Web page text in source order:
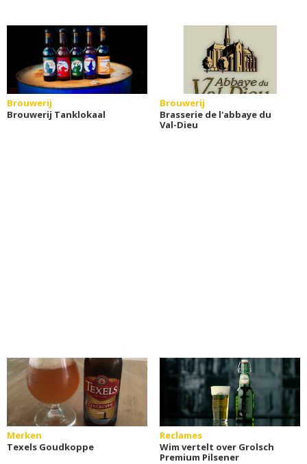
Brouwerij
Brouwerij Tanklokaal
Brouwerij
Brasserie de l'abbaye du
Val-Dieu
Merken
Texels Goudkoppe
Reclames
Wim vertelt over Grolsch
Premium Pilsener